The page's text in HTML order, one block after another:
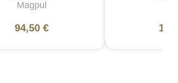
Magpul
94,50 €